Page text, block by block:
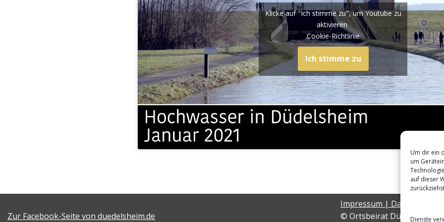
Um dir ein
um
auf dieser
Dienste
Klicke auf "Ich stimme zu", um Youtube zu
aktivieren
Cookie-Richtlinie
Ich stimme zu
Zur Facebook-Seite von duedelsheim.de
Impressum | Datenschutz
© Ortsbeirat Düdelsheim